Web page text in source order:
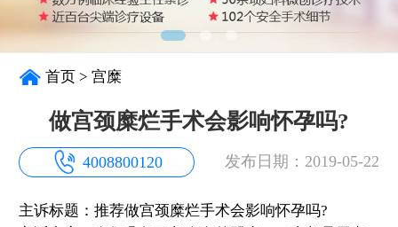
首页 >宫糜
做宫颈糜烂手术会影响怀孕吗?
4008800120 发布日期：2019-05-22
主诉标题：推荐做宫颈糜烂手术会影响怀孕吗?